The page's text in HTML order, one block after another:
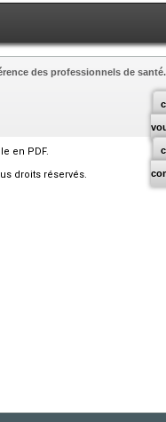
des professionnels de santé.
en PDF.
droits réservés.